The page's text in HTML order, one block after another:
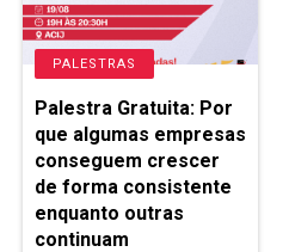
PALESTRAS
Palestra Gratuita: Por
que algumas empresas
conseguem crescer
de forma consistente
enquanto outras
continuam